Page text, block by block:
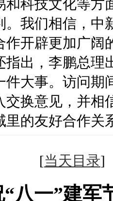
和科技文化等方
。我们相信，中
作开辟更加广阔
指出，李鹏总理
件大事。访问期
交换意见，并相
里的友好合作关
[当天目录
八一”建军